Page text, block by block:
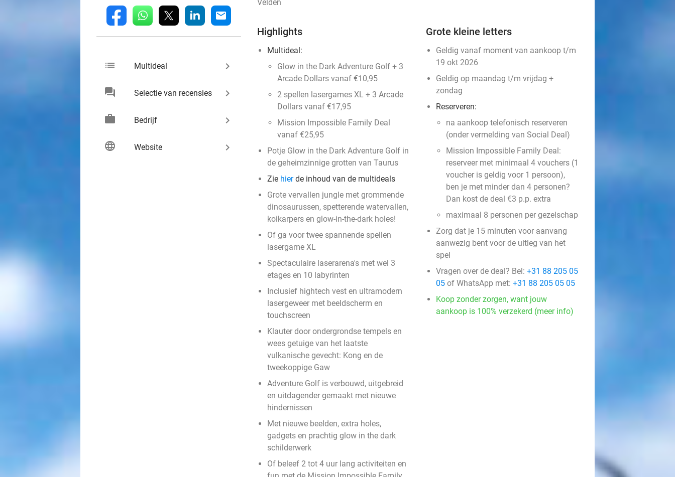
fb whatsapp linkedin mail
list Multideal keyboard_arrow_right
chat Selectie van recensies keyboard_arrow_right
work Bedrijf keyboard_arrow_right
language Website keyboard_arrow_right
Velden
Highlights
Multideal:
Glow in the Dark Adventure Golf + 3
Arcade Dollars vanaf €10,95
2 spellen lasergames XL + 3 Arcade
Dollars vanaf €17,95
Mission Impossible Family Deal
vanaf €25,95
Potje Glow in the Dark Adventure Golf in
de geheimzinnige grotten van Taurus
Zie hierde inhoud van de multideals
Grote vervallen jungle met grommende
dinosaurussen, spetterende watervallen,
koikarpers en glow-in-the-dark holes!
Of ga voor twee spannende spellen
lasergame XL
Spectaculaire laserarena's met wel 3
etages en 10 labyrinten
Inclusief hightech vest en ultramodern
lasergeweer met beeldscherm en
touchscreen
Klauter door ondergrondse tempels en
wees getuige van het laatste
vulkanische gevecht: Kong en de
tweekoppige Gaw
Adventure Golf is verbouwd, uitgebreid
en uitdagender gemaakt met nieuwe
hindernissen
Met nieuwe beelden, extra holes,
gadgets en prachtig glow in the dark
schilderwerk
Of beleef 2 tot 4 uur lang activiteiten en
Grote kleine letters
Geldig vanaf moment van aankoop t/m
19 okt 2026
Geldig op maandag t/m vrijdag +
zondag
Reserveren:
na aankoop telefonisch reserveren
(onder vermelding van Social Deal)
Mission Impossible Family Deal:
reserveer met minimaal 4 vouchers (1
voucher is geldig voor 1 persoon),
ben je met minder dan 4 personen?
Dan kost de deal €3 p.p. extra
maximaal 8 personen per gezelschap
Zorg dat je 15 minuten voor aanvang
aanwezig bent voor de uitleg van het
spel
Vragen over de deal? Bel: +31 88 205 05
05 of WhatsApp met: +31 88 205 05 05
Koop zonder zorgen, want jouw
aankoop is 100% verzekerd (meer info)